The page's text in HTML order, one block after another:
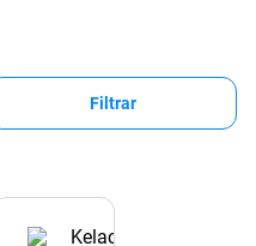
Filtrar